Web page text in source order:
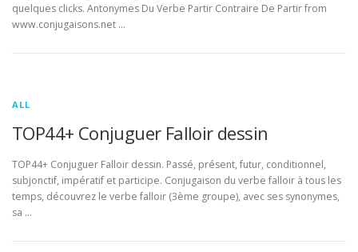
quelques clicks. Antonymes Du Verbe Partir Contraire De Partir from
www.conjugaisons.net …
ALL
TOP44+ Conjuguer Falloir dessin
TOP44+ Conjuguer Falloir dessin. Passé, présent, futur, conditionnel,
subjonctif, impératif et participe. Conjugaison du verbe falloir à tous les
temps, découvrez le verbe falloir (3ème groupe), avec ses synonymes,
sa …